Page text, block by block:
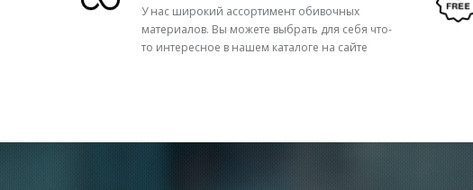
У нас широкий ассортимент обивочных
материалов. Вы можете выбрать для себя что-
то интересное в нашем каталоге на сайте